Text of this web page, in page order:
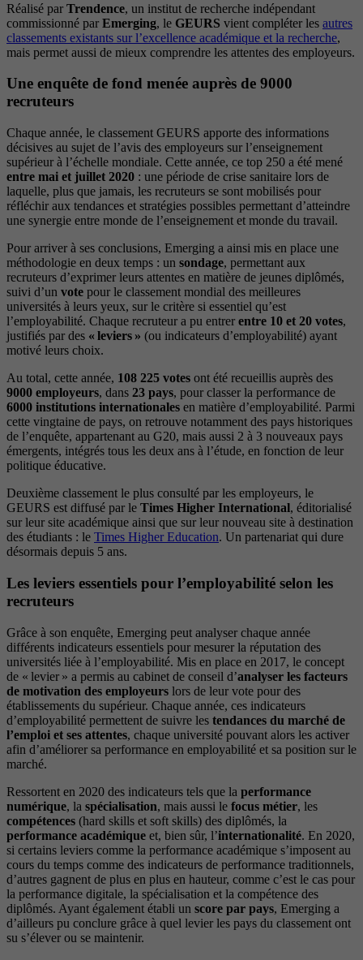
Réalisé par Trendence, un institut de recherche indépendant
commissionné par Emerging, le GEURS vient compléter les autres
classements existants sur l’excellence académique et la recherche,
mais permet aussi de mieux comprendre les attentes des employeurs.
Une enquête de fond menée auprès de 9000
recruteurs
Chaque année, le classement GEURS apporte des informations
décisives au sujet de l’avis des employeurs sur l’enseignement
supérieur à l’échelle mondiale. Cette année, ce top 250 a été mené
entre mai et juillet 2020 : une période de crise sanitaire lors de
laquelle, plus que jamais, les recruteurs se sont mobilisés pour
réfléchir aux tendances et stratégies possibles permettant d’atteindre
une synergie entre monde de l’enseignement et monde du travail.
Pour arriver à ses conclusions, Emerging a ainsi mis en place une
méthodologie en deux temps : un sondage, permettant aux
recruteurs d’exprimer leurs attentes en matière de jeunes diplômés,
suivi d’un vote pour le classement mondial des meilleures
universités à leurs yeux, sur le critère si essentiel qu’est
l’employabilité. Chaque recruteur a pu entrer entre 10 et 20 votes,
justifiés par des « leviers » (ou indicateurs d’employabilité) ayant
motivé leurs choix.
Au total, cette année, 108 225 votes ont été recueillis auprès des
9000 employeurs, dans 23 pays, pour classer la performance de
6000 institutions internationales en matière d’employabilité. Parmi
cette vingtaine de pays, on retrouve notamment des pays historiques
de l’enquête, appartenant au G20, mais aussi 2 à 3 nouveaux pays
émergents, intégrés tous les deux ans à l’étude, en fonction de leur
politique éducative.
Deuxième classement le plus consulté par les employeurs, le
GEURS est diffusé par le Times Higher International, éditorialisé
sur leur site académique ainsi que sur leur nouveau site à destination
des étudiants : le Times Higher Education. Un partenariat qui dure
désormais depuis 5 ans.
Les leviers essentiels pour l’employabilité selon les
recruteurs
Grâce à son enquête, Emerging peut analyser chaque année
différents indicateurs essentiels pour mesurer la réputation des
universités liée à l’employabilité. Mis en place en 2017, le concept
de « levier » a permis au cabinet de conseil d’analyser les facteurs
de motivation des employeurs lors de leur vote pour des
établissements du supérieur. Chaque année, ces indicateurs
d’employabilité permettent de suivre les tendances du marché de
l’emploi et ses attentes, chaque université pouvant alors les activer
afin d’améliorer sa performance en employabilité et sa position sur le
marché.
Ressortent en 2020 des indicateurs tels que la performance
numérique, la spécialisation, mais aussi le focus métier, les
compétences (hard skills et soft skills) des diplômés, la
performance académique et, bien sûr, l’internationalité. En 2020,
si certains leviers comme la performance académique s’imposent au
cours du temps comme des indicateurs de performance traditionnels,
d’autres gagnent de plus en plus en hauteur, comme c’est le cas pour
la performance digitale, la spécialisation et la compétence des
diplômés. Ayant également établi un score par pays, Emerging a
d’ailleurs pu conclure grâce à quel levier les pays du classement ont
su s’élever ou se maintenir.